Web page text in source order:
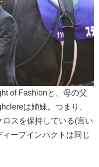
of Fashionと、母の父
は姉妹。つまり、
スを保持している(言い
ープインパクトは同じ